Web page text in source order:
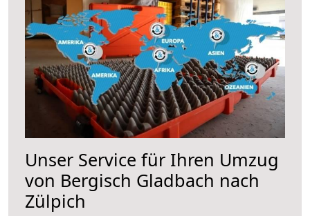
Unser Service für Ihren Umzug
von Bergisch Gladbach nach
Zülpich